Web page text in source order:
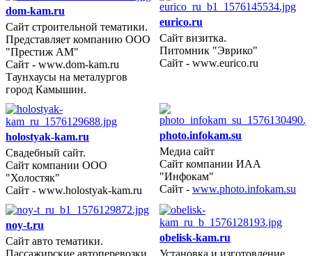
dom-kam.ru
Сайт строительной тематики.
Представляет компанию ООО
"Престиж АМ"
Сайт - www.dom-kam.ru
Таунхаусы на металургов
город Камышин.
2010 год
eurico.ru
Сайт визитка.
Питомник "Эврико"
Сайт - www.eurico.ru
holostyak-kam.ru
Свадебный сайт.
Сайт компании ООО
"Холостяк"
Сайт - www.holostyak-kam.ru
2010 год
photo.infokam.su
Медиа сайт
Сайт компании ИАА
"Инфокам"
Сайт - www.photo.infokam.su
noy-t.ru
Сайт авто тематики.
Пассажирские автоперевозки
obelisk-kam.ru
Установка и изготовление